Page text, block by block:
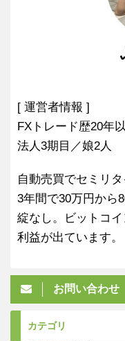
[ 運営者情報 ]
FXトレード歴20年
法人3期目／娘2人
自動売買でセミリ
3年間で30万円から
綻なし。ビットコ
利益が出ています。
お問い合わせ
カテゴリ